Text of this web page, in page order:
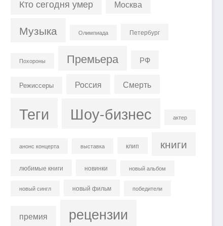
Кто сегодня умер Москва
Музыка Олимпиада Петербург
Похороны Премьера РФ
Режиссеры Россия Смерть
Теги Шоу-бизнес актер
анонс концерта выставка клип книги
любимые книги новинки новый альбом
новый сингл новый фильм победители
премия рецензии